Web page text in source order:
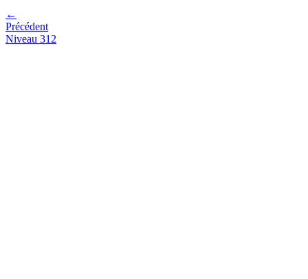
←
Précédent
Niveau 312